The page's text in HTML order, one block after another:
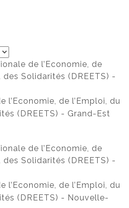
l’Economie, de l’Emploi, du
(DREETS) - Grand-Est
l’Economie, de l’Emploi, du
(DREETS) - Nouvelle-